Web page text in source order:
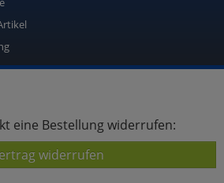
eine Bestellung widerrufen:
widerrufen